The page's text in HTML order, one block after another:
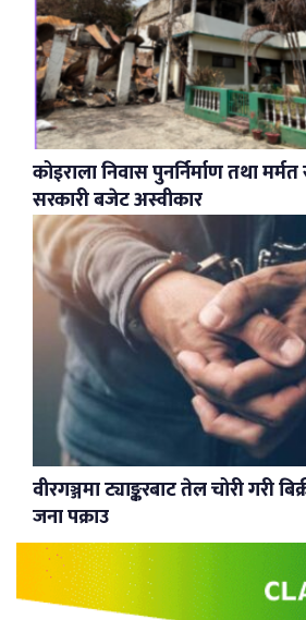
कोइराला निवास पुनर्निर्माण तथा
सरकारी बजेट अस्वीकार
वीरगञ्जमा ट्याङ्करबाट तेल चोरी गरी
जना पक्राउ